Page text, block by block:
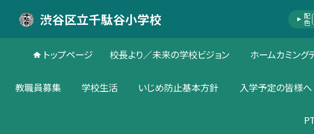
渋谷区立千駄谷小学校 配色
トップページ 校長より／未来の学校ビジョン ホームカミング
教職員募集 学校生活 いじめ防止基本方針 入学予定の皆様へ